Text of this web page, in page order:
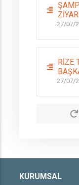
27/07/
RİZE
27/07/
KURUMSAL